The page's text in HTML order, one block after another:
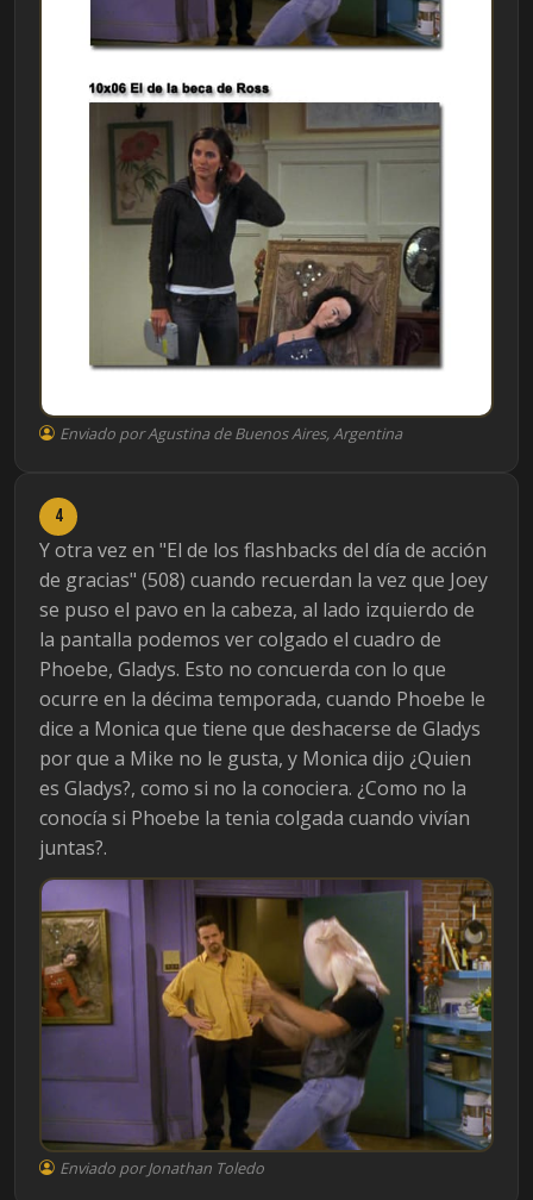
Enviado por Agustina de Buenos Aires, Argentina
4
Y otra vez en "El de los flashbacks del día de acción
de gracias" (508) cuando recuerdan la vez que Joey
se puso el pavo en la cabeza, al lado izquierdo de
la pantalla podemos ver colgado el cuadro de
Phoebe, Gladys. Esto no concuerda con lo que
ocurre en la décima temporada, cuando Phoebe le
dice a Monica que tiene que deshacerse de Gladys
por que a Mike no le gusta, y Monica dijo ¿Quien
es Gladys?, como si no la conociera. ¿Como no la
conocía si Phoebe la tenia colgada cuando vivían
juntas?.
Enviado por Jonathan Toledo